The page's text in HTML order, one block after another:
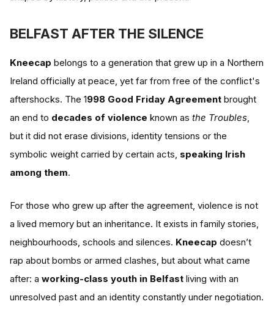
BELFAST AFTER THE SILENCE
Kneecap belongs to a generation that grew up in a Northern
Ireland officially at peace, yet far from free of the conflict's
aftershocks. The 1998 Good Friday Agreement brought
an end to decades of violence known as the Troubles,
but it did not erase divisions, identity tensions or the
symbolic weight carried by certain acts, speaking Irish
among them.
For those who grew up after the agreement, violence is not
a lived memory but an inheritance. It exists in family stories,
neighbourhoods, schools and silences. Kneecap doesn’t
rap about bombs or armed clashes, but about what came
after: a working-class youth in Belfast living with an
unresolved past and an identity constantly under negotiation.